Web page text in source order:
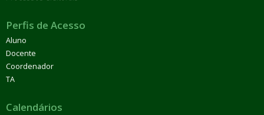
Perfis de Acesso
Aluno
Docente
Coordenador
TA
Calendários